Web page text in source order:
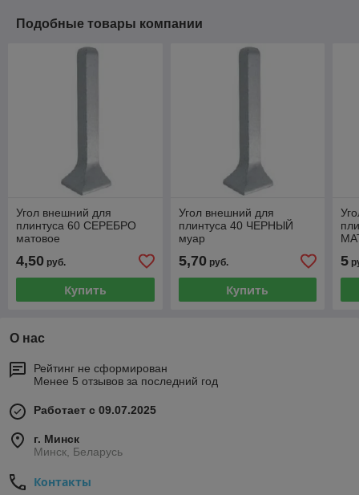
Подобные товары компании
Угол внешний для
плинтуса 60 СЕРЕБРО
матовое
4,50 руб.
Купить
Угол внешний для
плинтуса 40 ЧЕРНЫЙ
муар
5,70руб.
Купить
5
О нас
Рейтинг не сформирован
Менее 5 отзывов за последний год
Работает с 09.07.2025
г. Минск
Минск, Беларусь
Контакты